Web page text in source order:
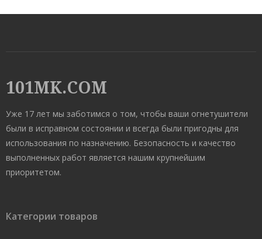
101MK.COM
Уже 17 лет мы заботимся о том, чтобы ваши огнетушители
были в исправном состоянии и всегда были пригодны для
использования по назначению. Безопасность и качество
выполненных работ является нашим крупнейшим
приоритетом.
Категории товаров